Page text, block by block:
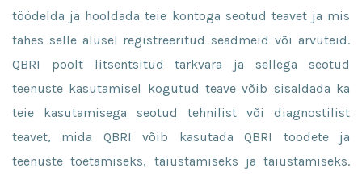
töödelda ja hooldada teie kontoga seotud teavet ja mis
tahes selle alusel registreeritud seadmeid või arvuteid.
QBRI poolt litsentsitud tarkvara ja sellega seotud
teenuste kasutamisel kogutud teave võib sisaldada ka
teie kasutamisega seotud tehnilist või diagnostilist
teavet, mida QBRI võib kasutada QBRI toodete ja
teenuste toetamiseks, täiustamiseks ja täiustamiseks.